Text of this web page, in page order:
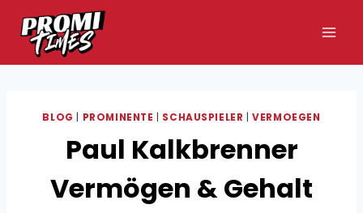
Inhalt
springen
BLOG PROMINENTE SCHAUSPIELER |VERMOEGEN
Paul Kalkbrenner
Vermögen & Gehalt